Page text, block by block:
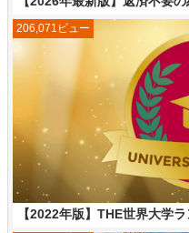
【2022年版】THE世界大学
206,071ビュー